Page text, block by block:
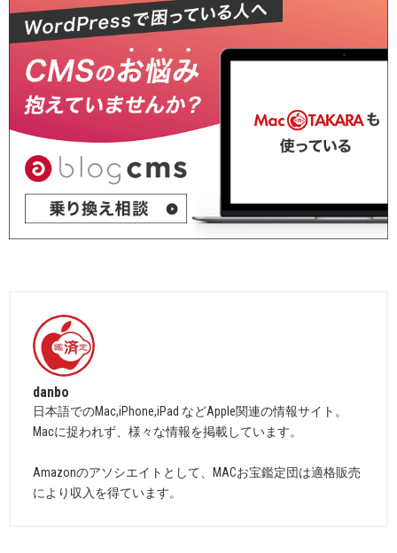
danbo
日本語でのMac,iPhone,iPad などApple関連の情報サイト。
Macに捉われず、様々な情報を掲載しています。
Amazonのアソシエイトとして、MACお宝鑑定団は適格販売
により収入を得ています。